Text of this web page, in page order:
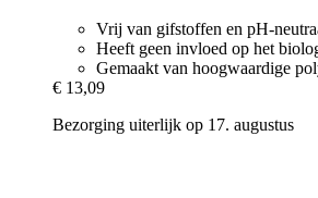
Vrij van gifstoffen en pH-
Heeft geen invloed op het
Gemaakt van hoogwaardige
€ 13,09
Bezorging uiterlijk op 17. augustus